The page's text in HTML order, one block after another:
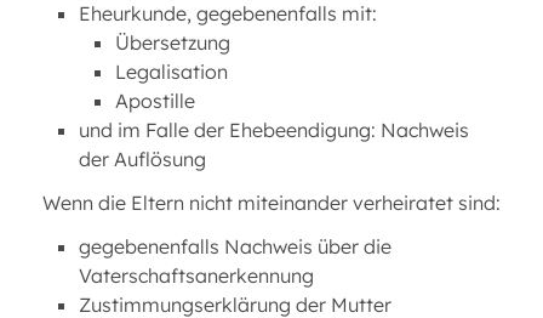
Eheurkunde, gegebenenfalls mit:
Übersetzung
Legalisation
Apostille
und im Falle der Ehebeendigung: Nachweis
der Auflösung
Wenn die Eltern nicht miteinander verheiratet sind:
gegebenenfalls Nachweis über die
Vaterschaftsanerkennung
Zustimmungserklärung der Mutter